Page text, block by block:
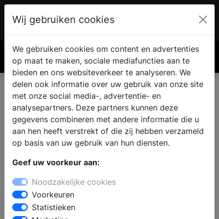
€ 0.00
Wij gebruiken cookies
We gebruiken cookies om content en advertenties
op maat te maken, sociale mediafuncties aan te
bieden en ons websiteverkeer te analyseren. We
delen ook informatie over uw gebruik van onze site
met onze social media-, advertentie- en
analysepartners. Deze partners kunnen deze
gegevens combineren met andere informatie die u
aan hen heeft verstrekt of die zij hebben verzameld
op basis van uw gebruik van hun diensten.
Geef uw voorkeur aan:
Noodzakelijke cookies
Voorkeuren
Statistieken